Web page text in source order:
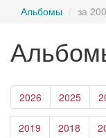
Альбомы за
2026 2025
2019 2018